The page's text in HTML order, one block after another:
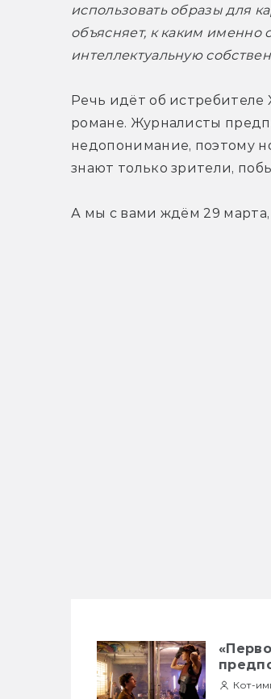
использовать образы для
объясняет, к каким именно
интеллектуальную
Речь идёт об
романе. Журналисты
недопонимание, поэтому
знают только зрители,
А мы с вами ждём 29 марта,
Кот-